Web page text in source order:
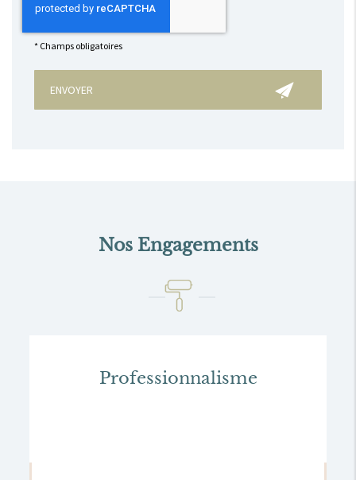
* Champs obligatoires
Nos Engagements
Professionnalisme